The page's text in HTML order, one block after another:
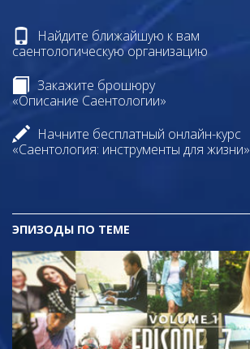
Найдите ближайшую к вам
саентологическую организацию
Закажите брошюру
«Описание Саентологии»
Начните бесплатный онлайн-курс
«Саентология: инструменты для жизни»
ЭПИЗОДЫ ПО ТЕМЕ